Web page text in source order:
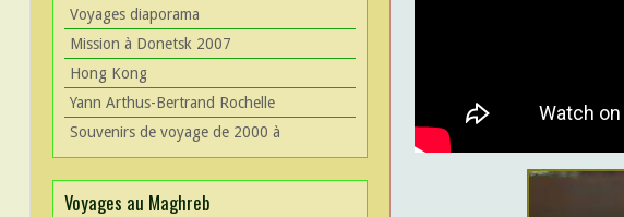
Voyages diaporama
Mission à Donetsk 2007
Hong Kong
Yann Arthus-Bertrand Rochelle
Souvenirs de voyage de 2000 à
Voyages au Maghreb